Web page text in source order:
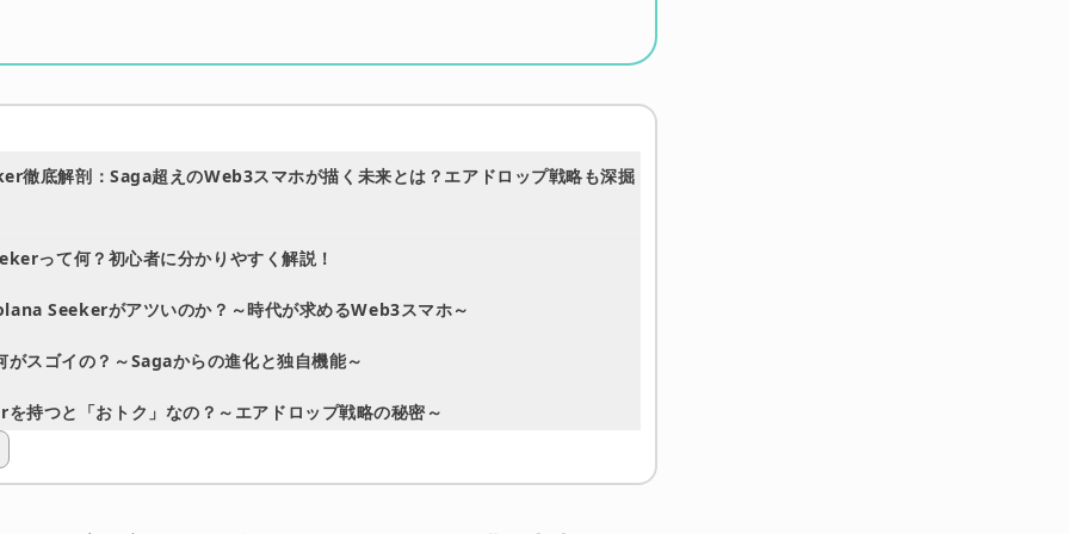
徹底解剖：Saga超えのWeb3スマホが描く未来とは？エアドロップ戦略も深掘
って何？初心者に分かりやすく解説！
Seekerがアツいのか？～時代が求めるWeb3スマホ～
スゴイの？～Sagaからの進化と独自機能～
持つと「おトク」なの？～エアドロップ戦略の秘密～
す未来とは？～Web3モバイルの普及と分散型エコシステムの実現～